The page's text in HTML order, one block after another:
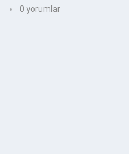
0 yorumlar